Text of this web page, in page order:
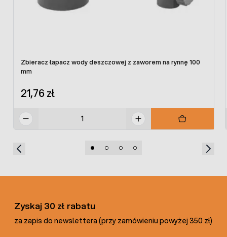
Zbieracz łapacz wody deszczowej z zaworem na rynnę 100
mm
21,76 zł
Zyskaj 30 zł rabatu
za zapis do newslettera (przy zamówieniu powyżej 350 zł)